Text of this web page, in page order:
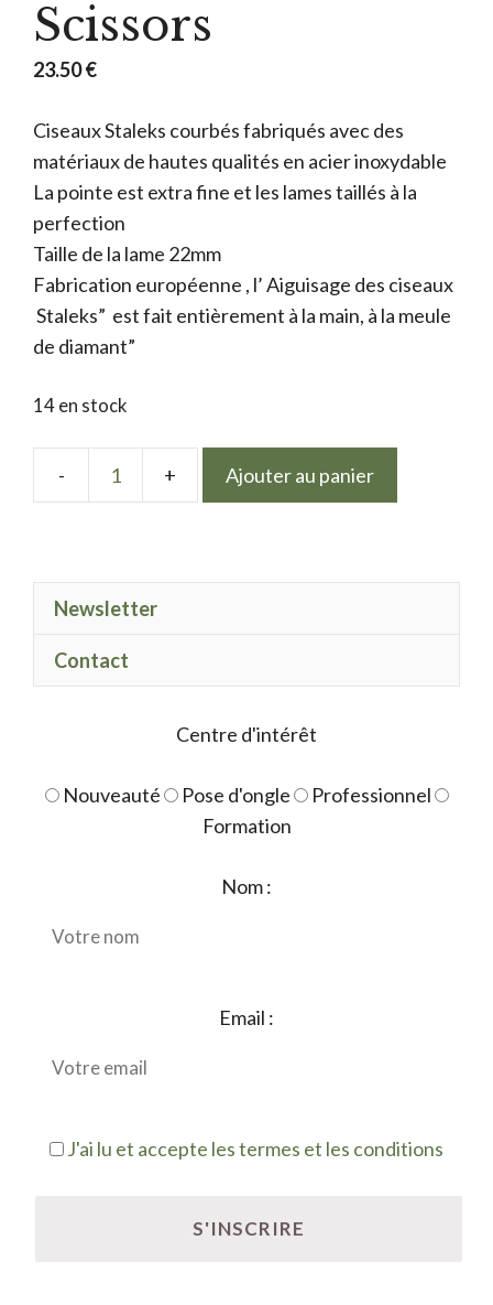
Scissors
23.50€
Ciseaux Staleks courbés fabriqués avec des
matériaux de hautes qualités en acier inoxydable
La pointe est extra fine et les lames taillés à la
perfection
Taille de la lame 22mm
Fabrication européenne , l’ Aiguisage des ciseaux
Staleks” est fait entièrement à la main, à la meule
de diamant”
14 en stock
quantité
Classic
Ajouter au panier
Newsletter
Contact
Centre d'intérêt
Nouveauté Pose d'ongle
Professionnel
Formation
Nom :
Email :
J'ai lu et accepte les termes et les conditions